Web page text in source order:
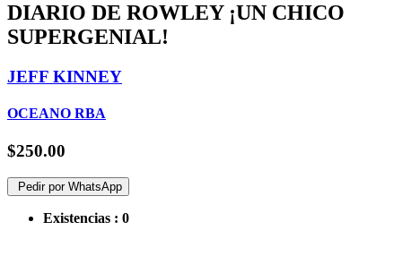
DIARIO DE ROWLEY ¡UN CHICO
SUPERGENIAL!
JEFF KINNEY
OCEANO RBA
$250.00
Pedir por WhatsApp
Existencias : 0